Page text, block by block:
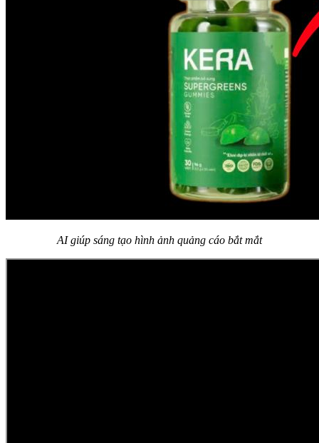
AI giúp sáng tạo hình ảnh quảng cáo bắt mắt